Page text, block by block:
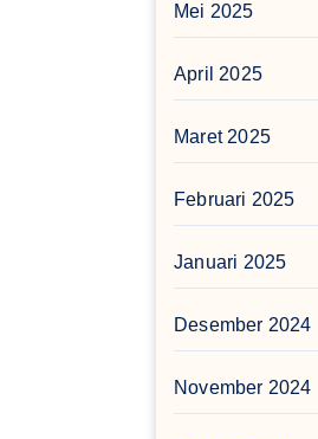
Mei 2025
April 2025
Maret 2025
Februari 2025
Januari 2025
Desember 2024
November 2024